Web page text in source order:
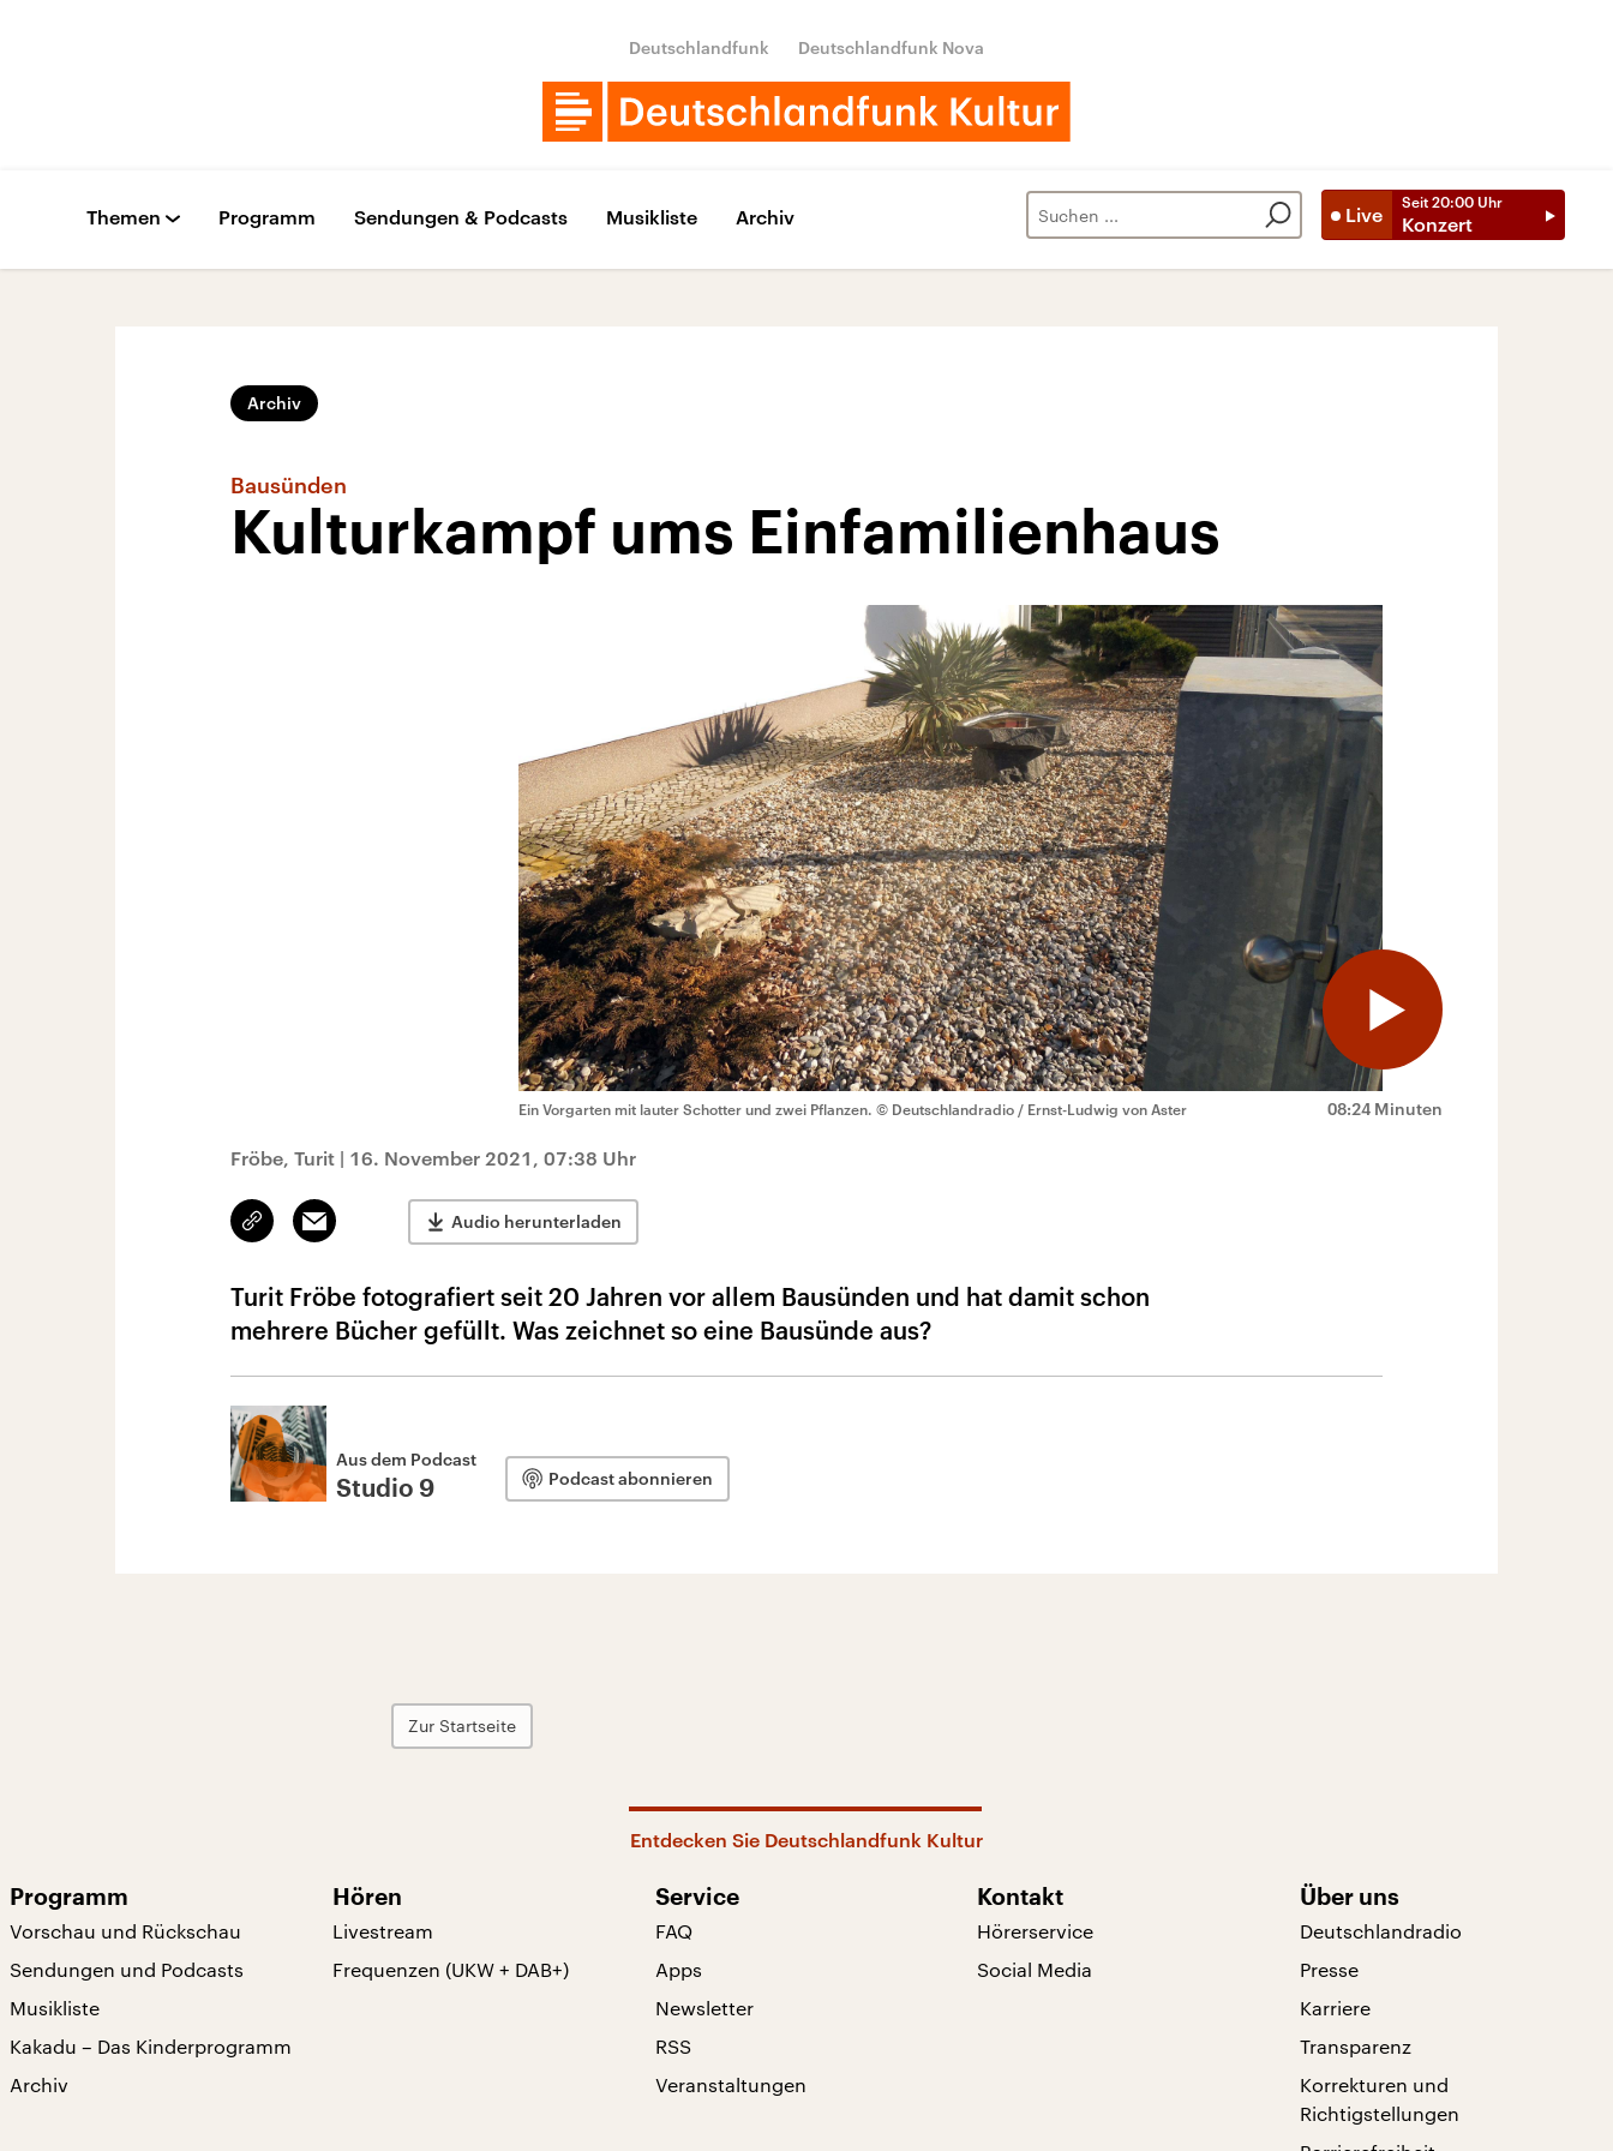
Deutschlandfunk Deutschlandfunk Nova
Live
Seit 20:00 Uhr
Konzert
Themen Programm Sendungen & Podcasts Musikliste Archiv
Archiv
Bausünden
Kulturkampf ums Einfamilienhaus
08:24 Minuten
Ein Vorgarten mit lauter Schotter und zwei Pflanzen. © Deutschlandradio / Ernst-Ludwig von Aster
Fröbe, Turit | 16. November 2021, 07:38 Uhr
Link
kopieren/teilen
Email Audio herunterladen
Turit Fröbe fotografiert seit 20 Jahren vor allem Bausünden und hat damit schon
mehrere Bücher gefüllt. Was zeichnet so eine Bausünde aus?
Aus dem Podcast
Studio 9 Podcast abonnieren
Zur Startseite
Entdecken Sie Deutschlandfunk Kultur
Programm
Vorschau und Rückschau
Sendungen und Podcasts
Musikliste
Kakadu – Das Kinderprogramm
Archiv
Hören
Livestream
Frequenzen (UKW + DAB+)
Service
FAQ
Apps
Newsletter
RSS
Veranstaltungen
Kontakt
Hörerservice
Social Media
Über uns
Deutschlandradio
Presse
Karriere
Transparenz
Korrekturen und
Richtigstellungen